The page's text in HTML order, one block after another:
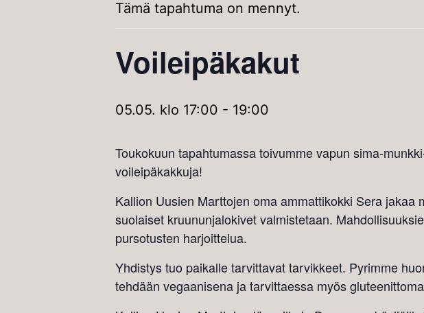
Tämä tapahtuma on mennyt.
Voileipäkakut
05.05. klo 17:00 - 19:00
Toukokuun tapahtumassa toivumme vapun sima-
voileipäkakkuja!
Kallion Uusien Marttojen oma ammattikokki Sera
suolaiset kruununjalokivet valmistetaan.
pursotusten harjoittelua.
Yhdistys tuo paikalle tarvittavat tarvikkeet. Pyrimme
tehdään vegaanisena ja tarvittaessa myös